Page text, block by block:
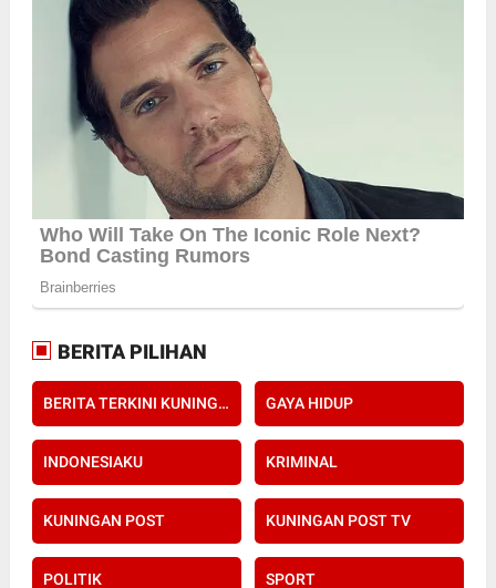
BERITA PILIHAN
BERITA TERKINI KUNINGAN POST GAYA HIDUP
INDONESIAKU KRIMINAL
KUNINGAN POST KUNINGAN POST TV
POLITIK SPORT